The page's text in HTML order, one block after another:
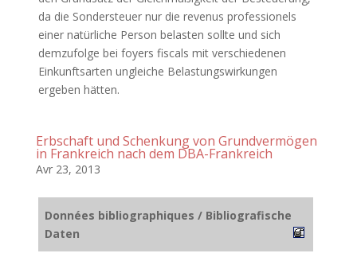
da die Sondersteuer nur die revenus professionels
einer natürliche Person belasten sollte und sich
demzufolge bei foyers fiscals mit verschiedenen
Einkunftsarten ungleiche Belastungswirkungen
ergeben hätten.
Erbschaft und Schenkung von Grundvermögen
in Frankreich nach dem DBA-Frankreich
Avr 23, 2013
Données bibliographiques / Bibliografische
Daten